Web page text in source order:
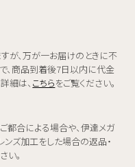
が、万が一お届けのときに不
、商品到着後7日以内に代金
細は、 こちらをご覧ください。
都合による場合や、伊達メガ
ンズ加工をした場合の返品・
い。